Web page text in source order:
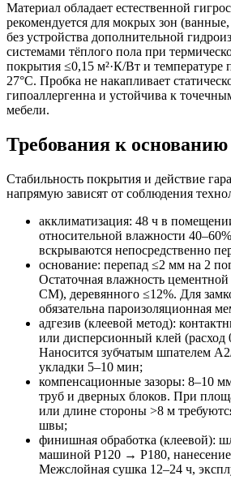
Материал обладает естественной
рекомендуется для мокрых зон
без устройства дополнительной
системами тёплого пола при
покрытия ≤0,15 м²·К/Вт и температуре
27°C. Пробка не накапливает
гипоаллергенна и устойчива к
мебели.
Требования к
Стабильность покрытия и действие
напрямую зависят от соблюдения
акклиматизация: 48 ч в
относительной влажности
вскрываются непосредственно
основание: перепад ≤2 мм на 2
Остаточная влажность
CM), деревянного ≤12%. Для
обязательна пароизоляционная
адгезив (клеевой метод):
или дисперсионный клей (расход
Наносится зубчатым шпателем
укладки 5–10 мин;
компенсационные зазоры: 8–10
труб и дверных блоков. При
или длине стороны >8 м
швы;
финишная обработка (клеевой):
машиной P120 → P180, нанесение
Межслойная сушка 12–24 ч,